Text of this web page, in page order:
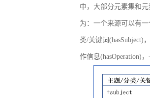
中，大部分元素集和
为：一个来源可以有一
类/关键词(hasSubject)
作信息(hasOperation)